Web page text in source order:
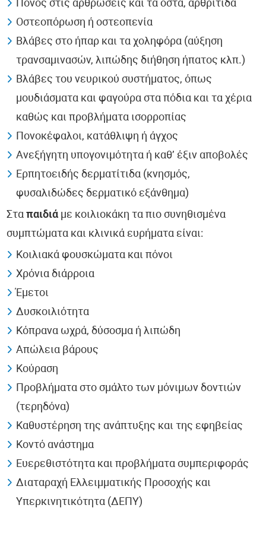
Πόνος στις αρθρώσεις και τα οστά, αρθρίτιδα
Οστεοπόρωση ή οστεοπενία
Βλάβες στο ήπαρ και τα χοληφόρα (αύξηση
τρανσαμινασών, λιπώδης διήθηση ήπατος κλπ.)
Βλάβες του νευρικού συστήματος, όπως
μουδιάσματα και φαγούρα στα πόδια και τα χέρια
καθώς και προβλήματα ισορροπίας
Πονοκέφαλοι, κατάθλιψη ή άγχος
Ανεξήγητη υπογονιμότητα ή καθ’ έξιν αποβολές
Ερπητοειδής δερματίτιδα (κνησμός,
φυσαλιδώδες δερματικό εξάνθημα)
Σταπαιδιά με κοιλιοκάκη τα πιο συνηθισμένα
συμπτώματα και κλινικά ευρήματα είναι:
Κοιλιακά φουσκώματα και πόνοι
Χρόνια διάρροια
Έμετοι
Δυσκοιλιότητα
Κόπρανα ωχρά, δύσοσμα ή λιπώδη
Απώλεια βάρους
Κούραση
Προβλήματα στο σμάλτο των μόνιμων δοντιών
(τερηδόνα)
Καθυστέρηση της ανάπτυξης και της εφηβείας
Κοντό ανάστημα
Ευερεθιστότητα και προβλήματα συμπεριφοράς
Διαταραχή Ελλειμματικής Προσοχής και
Υπερκινητικότητα (ΔΕΠΥ)